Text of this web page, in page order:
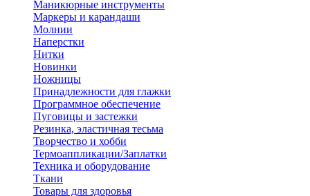
Маникюрные инструменты
Маркеры и карандаши
Молнии
Наперстки
Нитки
Новинки
Ножницы
Принадлежности для глажки
Программное обеспечение
Пуговицы и застежки
Резинка, эластичная тесьма
Творчество и хобби
Термоаппликации/Заплатки
Техника и оборудование
Ткани
Товары для здоровья